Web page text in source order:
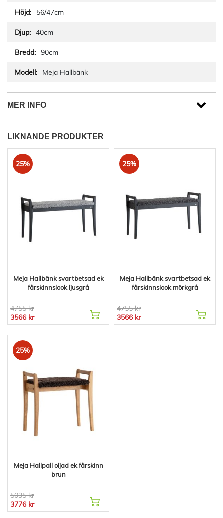
56/47cm
40cm
90cm
Meja Hallbänk
MER INFO
LIKNANDE PRODUKTER
25%
Meja Hallbänk svartbetsad ek
fårskinnslook ljusgrå
4755 kr
3566 kr
25%
Meja Hallbänk svartbetsad ek
fårskinnslook mörkgrå
4755 kr
3566 kr
25%
Meja Hallpall oljad ek fårskinn
brun
5035 kr
3776 kr